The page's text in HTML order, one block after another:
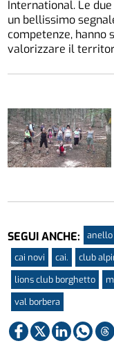
International. Le
un bellissimo
competenze, hanno
valorizzare il
SEGUI ANCHE: anello
cai novi
cai. club
lions club borghetto
val borbera